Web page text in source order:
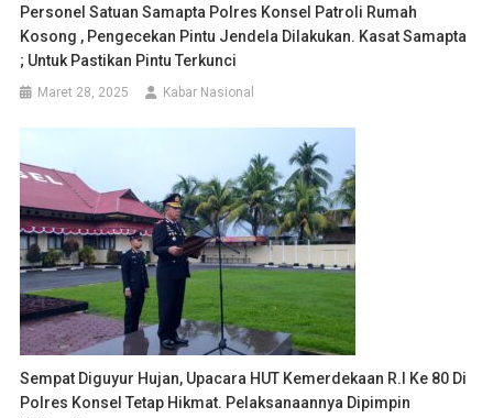
Personel Satuan Samapta Polres Konsel Patroli Rumah
Kosong , Pengecekan Pintu Jendela Dilakukan. Kasat Samapta
; Untuk Pastikan Pintu Terkunci
Maret 28, 2025 Kabar Nasional
Sempat Diguyur Hujan, Upacara HUT Kemerdekaan R.I Ke 80 Di
Polres Konsel Tetap Hikmat. Pelaksanaannya Dipimpin